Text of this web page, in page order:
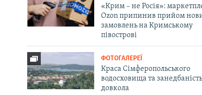
«Крим – не Росія»:
Ozon припинив прийом
замовлень на Кримському
півострові
ФОТОГАЛЕРЕЇ
Краса Сімферопольського
водосховища та занедбаність
довкола